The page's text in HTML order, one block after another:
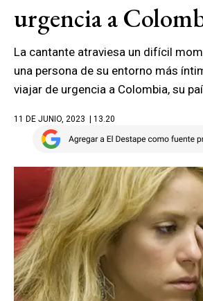
urgencia a
La cantante atraviesa un difícil
una persona de su entorno más
viajar de urgencia a Colombia, su
11 DE JUNIO, 2023 | 13.20